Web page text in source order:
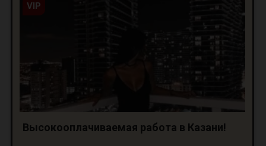
VIP
Высокооплачиваемая работа в Казани!